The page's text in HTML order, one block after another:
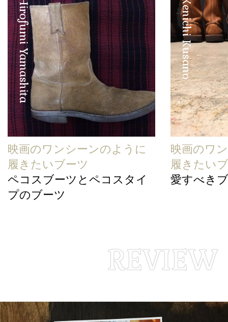
Hirofumi Yamashita
映画のワンシーンのように
履きたいブーツ
ペコスブーツとペコスタイ
プのブーツ
Kenichi Kusano
映画のワ
履きたい
愛すべき